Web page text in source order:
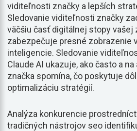
viditeľnosti značky a lepších
Sledovanie viditeľnosti značky
väčšiu časť digitálnej stopy vašej
zabezpečuje presné zobrazenie
inteligencie. Sledovanie
Claude AI ukazuje, ako často a
značka spomína, čo poskytuje
optimalizáciu stratégií.
Analýza konkurencie
tradičných nástrojov seo